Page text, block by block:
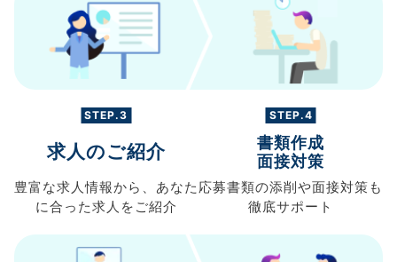
STEP.3
求人のご紹介
豊富な求人情報から、 あなた
に合った求人を ご紹介
STEP.4
書類作成
面接対策
応募書類の添削や面接対策も
徹底サポート